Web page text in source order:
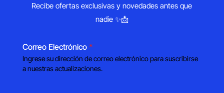
Recibe ofertas exclusivas y novedades antes que
nadie ✨📩
Correo Electrónico *
Ingrese su dirección de correo electrónico para suscribirse
a nuestras actualizaciones.